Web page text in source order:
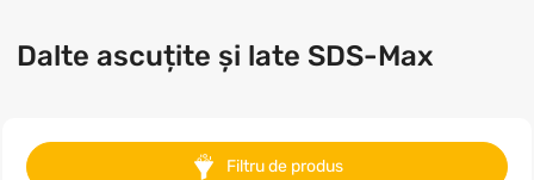
Dalte ascuțite și late SDS-Max
Filtru de produs